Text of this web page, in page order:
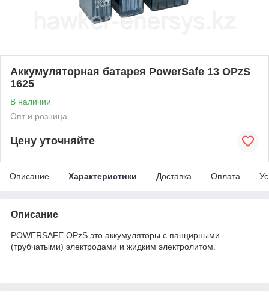
Аккумуляторная батарея PowerSafe 13 OPzS
1625
В наличии
Опт и розница
Цену уточняйте
Описание Характеристики Доставка Оплата
Описание
POWERSAFE OPzS это аккумуляторы с панцирными
(трубчатыми) электродами и жидким электролитом.